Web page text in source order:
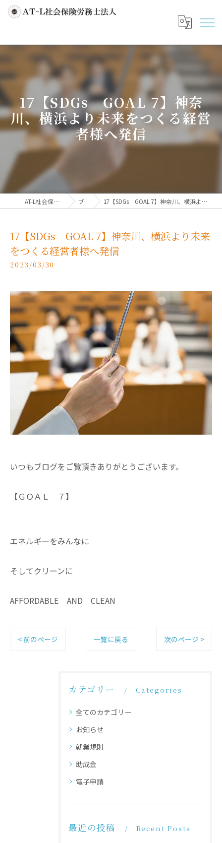
17【SDGs GOAL 7】神奈
川、横浜より未来をつくる経営
者様へ発信
AT-L社会保険労務士法人 ブログ 17【SDGs GOAL 7】神奈川、横浜より未来をつくる経営者様へ発信
17【SDGs GOAL 7】神奈川、横浜より未来
をつくる経営者様へ発信
2023/03/30
いつもブログをご覧頂きありがとうございます。
【ＧＯＡＬ ７】
エネルギーをみんなに
そしてクリーンに
AFFORDABLE AND CLEAN
< 前のページ 一覧に戻る 次のページ >
カテゴリー Categories
全てのカテゴリー
お知らせ
就業規則
助成金
電子申請
最近の投稿 Recent Posts